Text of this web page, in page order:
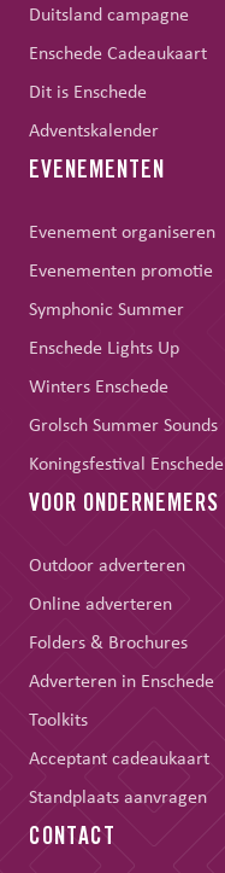
Duitsland campagne
Enschede Cadeaukaart
Dit is Enschede
Adventskalender
EVENEMENTEN
Evenement organiseren
Evenementen promotie
Symphonic Summer
Enschede Lights Up
Winters Enschede
Grolsch Summer Sounds
Koningsfestival Enschede
VOOR ONDERNEMERS
Outdoor adverteren
Online adverteren
Folders & Brochures
Adverteren in Enschede
Toolkits
Acceptant cadeaukaart
Standplaats aanvragen
CONTACT